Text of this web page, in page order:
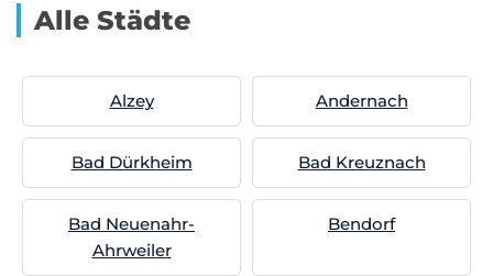
Alle Städte
Alzey Andernach
Bad Dürkheim Bad Kreuznach
Bad Neuenahr-
Ahrweiler
Bendorf